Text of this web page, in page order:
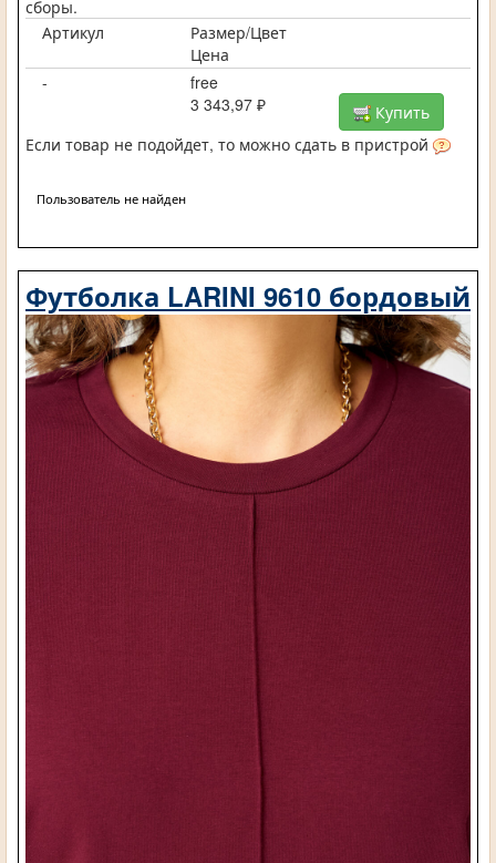
сборы.
Артикул
Размер/Цвет
Цена
-
free
3 343,97 ₽
Купить
Если товар не подойдет, то можно сдать в пристрой
Пользователь не найден
Футболка LARINI 9610 бордовый